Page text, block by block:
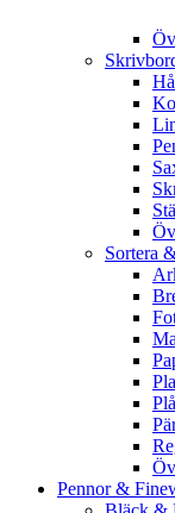
Sortera
Pennor &